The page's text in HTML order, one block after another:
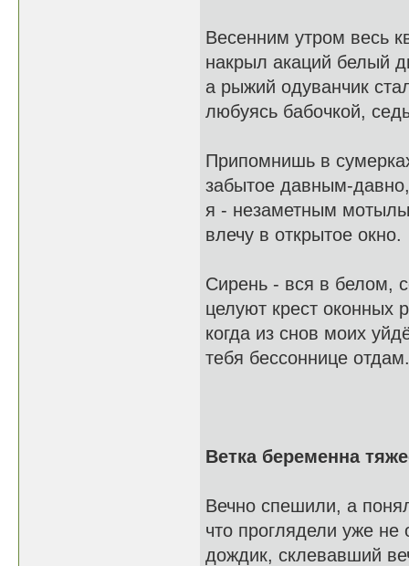
Весенним утром весь
накрыл акаций белый
а рыжий одуванчик
любуясь бабочкой,
Припомнишь в
забытое давным-давно,
я - незаметным
влечу в открытое окно.
Сирень - вся в белом,
целуют крест оконных
когда из снов моих
тебя бессоннице отдам.
Ветка беременна
Вечно спешили, а
что проглядели уже
дождик, склевавший